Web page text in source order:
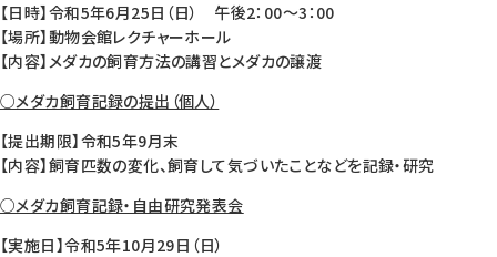
【日時】令和5年6月25日（日） 午後2：00～3：00
【場所】動物会館レクチャーホール
【内容】メダカの飼育方法の講習とメダカの譲渡
○メダカ飼育記録の提出（個人）
【提出期限】令和5年9月末
【内容】飼育匹数の変化、飼育して気づいたことなどを記録・研究
○メダカ飼育記録・自由研究発表会
【実施日】令和5年10月29日（日）